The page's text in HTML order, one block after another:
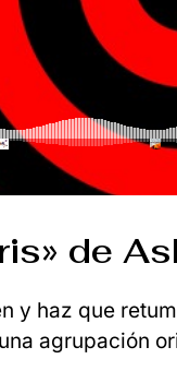
de
y haz que
agrupación